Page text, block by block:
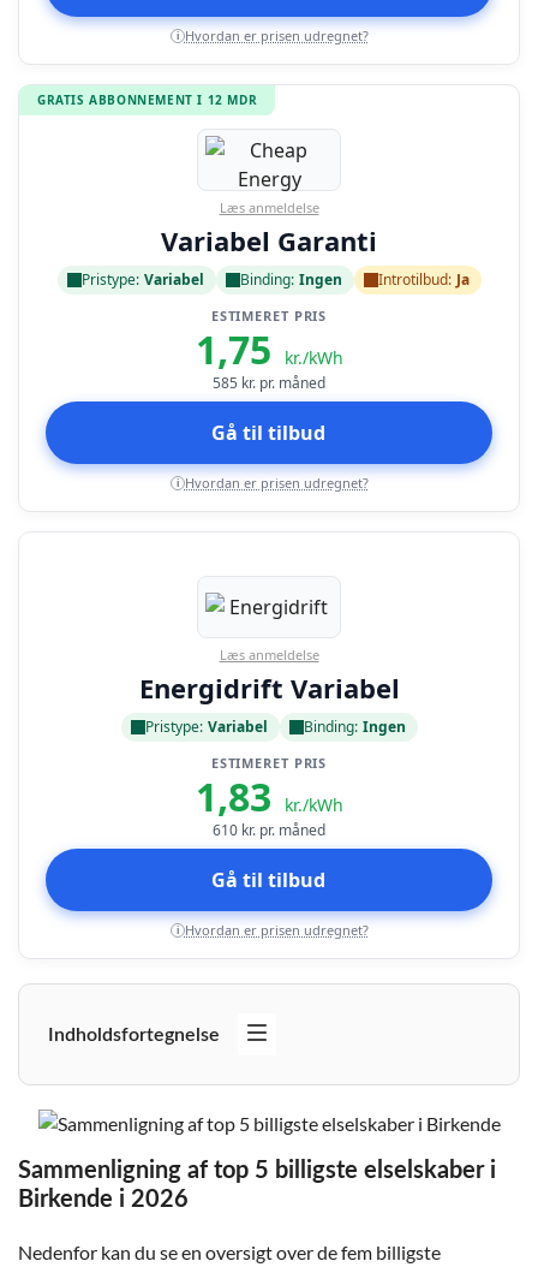
i Hvordan er prisen udregnet?
GRATIS ABBONNEMENT I 12 MDR
Læs anmeldelse
Variabel Garanti
Pristype: Variabel Binding: Ingen Introtilbud: Ja
ESTIMERET PRIS
1,75 kr./kWh
585 kr. pr. måned
Gå til tilbud
i Hvordan er prisen udregnet?
Læs anmeldelse
Energidrift Variabel
Pristype: Variabel Binding: Ingen
ESTIMERET PRIS
1,83 kr./kWh
610 kr. pr. måned
Gå til tilbud
i Hvordan er prisen udregnet?
Indholdsfortegnelse
Sammenligning af top 5 billigste elselskaber i
Birkende i 2026
Nedenfor kan du se en oversigt over de fem billigste